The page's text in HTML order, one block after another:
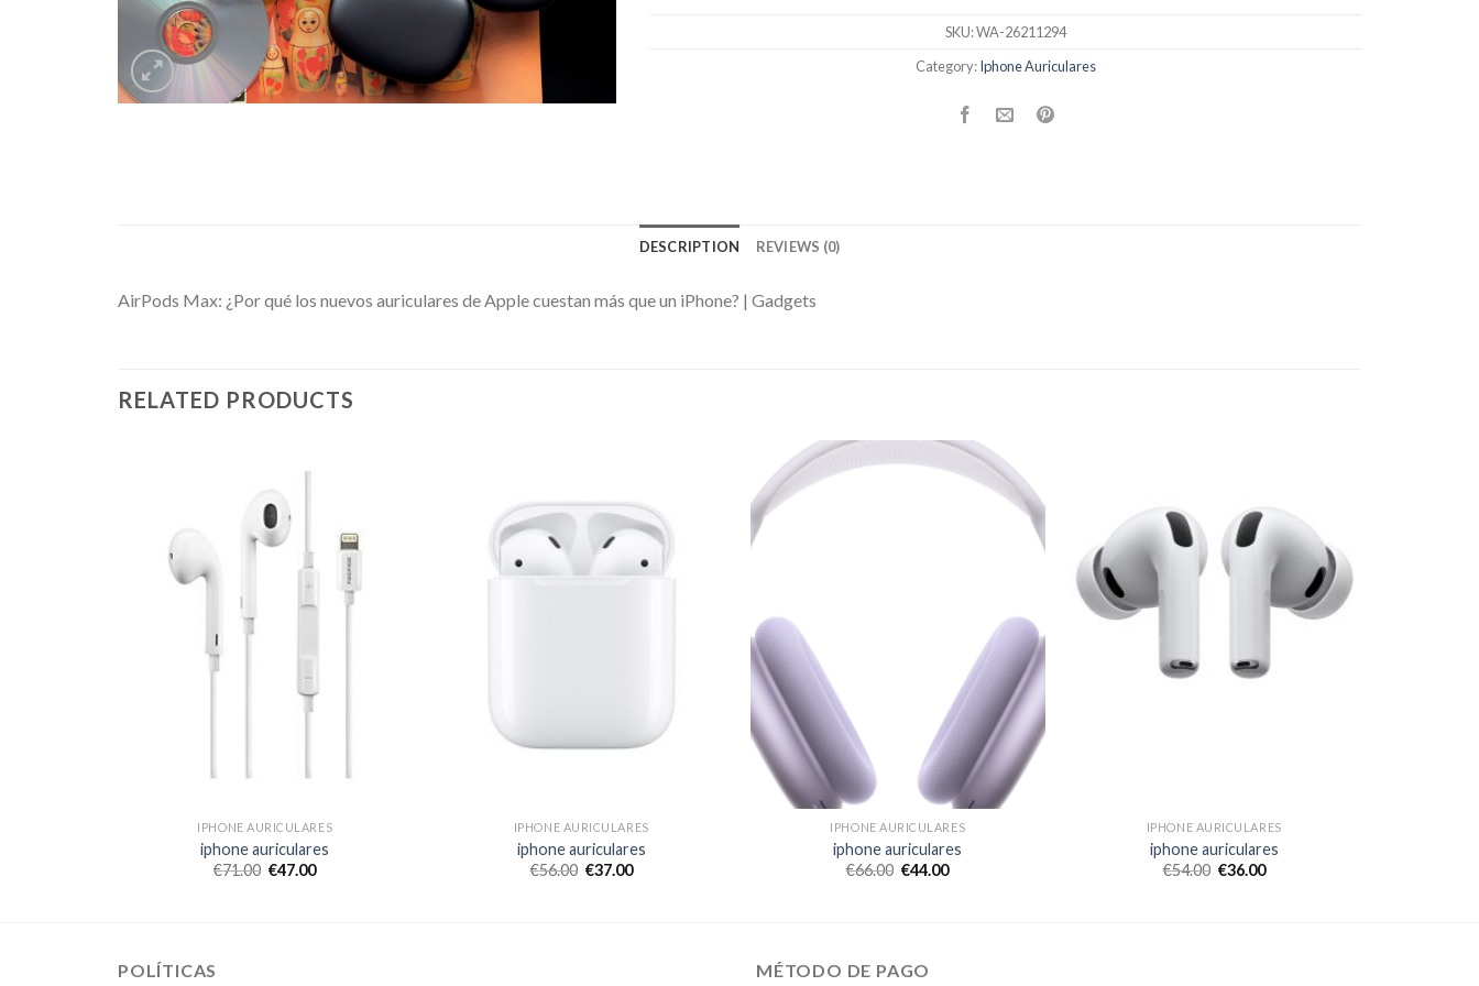
SKU:WA-26211294
Category:Iphone Auriculares
DESCRIPTION REVIEWS (0)
AirPods Max: ¿Por qué los nuevos auriculares de Apple cuestan más que un iPhone? | Gadgets
RELATED PRODUCTS
IPHONE AURICULARES
iphone auriculares
€71.00 €47.00
IPHONE AURICULARES
iphone auriculares
€56.00 €37.00
IPHONE AURICULARES
iphone auriculares
€66.00 €44.00
IPHONE AURICULARES
iphone auriculares
€54.00 €36.00
POLÍTICAS MÉTODO DE PAGO